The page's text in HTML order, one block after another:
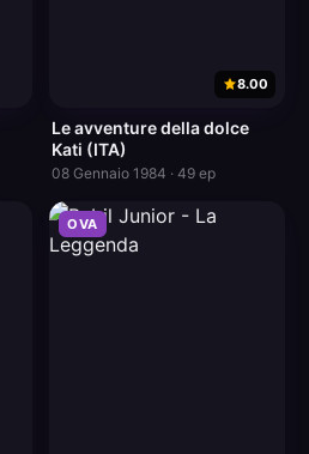
8.00
Le avventure della dolce
Kati (ITA)
08 Gennaio 1984 · 49 ep
OVA